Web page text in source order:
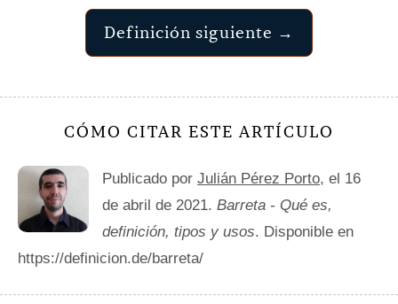
Definición siguiente →
CÓMO CITAR ESTE ARTÍCULO
Publicado por Julián Pérez Porto, el 16
de abril de 2021. Barreta - Qué es,
definición, tipos y usos. Disponible en
https://definicion.de/barreta/